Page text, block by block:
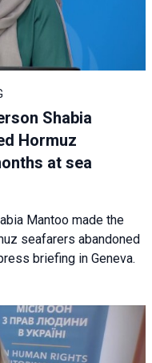
Shabia
Hormuz
at sea
Mantoo made the
seafarers abandoned
briefing in Geneva.